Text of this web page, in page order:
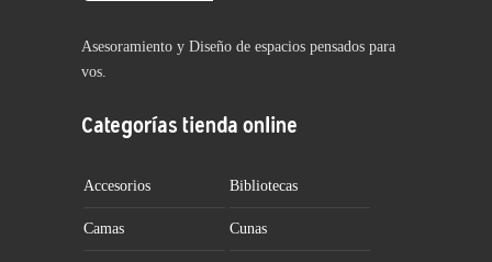
Asesoramiento y Diseño de espacios pensados para
vos.
Categorías tienda online
Accesorios Bibliotecas
Camas Cunas